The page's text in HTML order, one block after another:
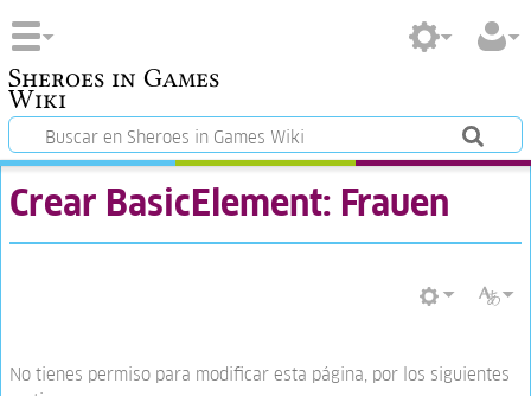
Sheroes in Games
Wiki
Crear BasicElement: Frauen
No tienes permiso para modificar esta página, por los siguientes